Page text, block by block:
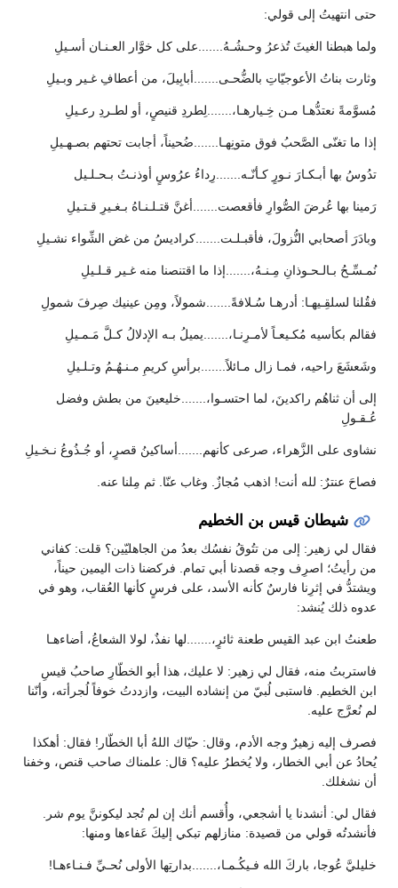
حتى انتهيتُ إلى قولي:
ولما هبطنا الغيثَ تُذعرُ وحـشُـهُ.......على كل خوَّار العـنـان أسـيلِ
وثارت بناتُ الأعوجيّاتِ بالضُّحـى.......أبابِيلَ، من أعطافِ غـير وبـيلِ
مُسوَّمةً نعتدُّهـا مـن خِـيارهـا،.......لِطردِ قنيصٍ، أو لطـردِ رعـيلِ
إذا ما تغنّى الصَّحبُ فوق متونِهـا.......ضُحيناً، أجابت تحتهم بصـهـيلِ
تدُوسُ بها أبـكـارَ نـورٍ كـأنّـه.......رِداءُ عرُوسٍ أوذنـتُ بـحـلـيل
رَمينا بها عُرضَ الصُّوارِ فأقعصت.......أغنَّ قتـلـنـاهُ بـغـيرِ قـتـيلِ
وبادَرَ أصحابي النُّزولَ، فأقبـلـت.......كراديسُ من غض الشِّواء نشـيلِ
نُمـسِّـحُ بـالـحـوذانِ مِـنـهُ،.......إذا ما اقتنصنا منه غـير قـلـيلِ
فقُلنا لسلقِـيهـا: أدرهـا سُـلافةً.......شمولاً، ومِن عينيك صِرفَ شمولِ
فقالم بكأسيه مُكـيعـاً لأمـرِنـا،.......يميلُ بـه الإدلالُ كـلَّ مَـمـيلِ
وشَعشَعَ راحيه، فمـا زال مـائلاً.......برأسِ كريمِ مـنـهُـمُ وتـلـيلِ
إلى أن ثناهُم راكدينَ، لما احتسـوا،.......خليعينَ من بطش وفضل
عُـقـولِ
نشاوى على الزَّهراء، صرعى كأنهم.......أساكينُ قصرٍ، أو جُـذُوعُ نـخـيلِ
فصاحَ عنترٌ: لله أنت! اذهب مُجازٌ. وغاب عنّا. ثم مِلنا عنه.
شيطان قيس بن الخطيم
فقال لي زهير: إلى من تتُوقُ نفسُك بعدُ من الجاهليّين؟ قلت: كفاني
من رأيتُ؛ اصرِف وجه قصدنا أبي تمام. فركضنا ذات اليمين حيناً،
ويشتدُّ في إثرِنا فارسٌ كأنه الأسد، على فرسٍ كأنها العُقاب، وهو في
عدوه ذلك يُنشد:
طعنتُ ابن عبد القيس طعنة ثائرٍ،.......لها نفذٌ، لولا الشعاعُ، أضاءهـا
فاستربتُ منه، فقال لي زهير: لا عليك، هذا أبو الخطّارِ صاحبُ قيسِ
ابن الخطيم. فاستبى لُبيّ من إنشاده البيت، وازددتُ خوفاً لُجرأته، وأنّنا
لم نُعرَّج عليه.
فصرف إليه زهيرٌ وجه الأدم، وقال: حيّاك اللهُ أبا الخطّار! فقال: أهكذا
يُحادُ عن أبي الخطار، ولا يُخطرُ عليه؟ قال: علمناك صاحب قنص، وخفنا
أن نشغلك.
فقال لي: أنشدنا يا أشجعي، وأُقسم أنك إن لم تُجد ليكوننَّ يوم شر.
فأنشدتُه قولي من قصيدة: منازلهم تبكي إليكَ عَفاءها ومنها:
خليليَّ عُوجا، باركَ الله فـيكُـمـا،.......بدارتِها الأولى نُحـيِّ فـنـاءهـا!